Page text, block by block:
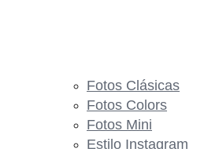
Fotos Clásicas
Fotos Colors
Fotos Mini
Estilo Instagram